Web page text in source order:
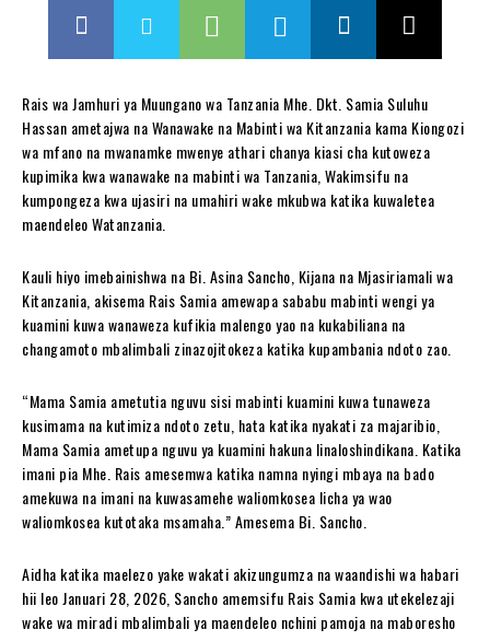
Rais wa Jamhuri ya Muungano wa Tanzania Mhe. Dkt. Samia Suluhu
Hassan ametajwa na Wanawake na Mabinti wa Kitanzania kama Kiongozi
wa mfano na mwanamke mwenye athari chanya kiasi cha kutoweza
kupimika kwa wanawake na mabinti wa Tanzania, Wakimsifu na
kumpongeza kwa ujasiri na umahiri wake mkubwa katika kuwaletea
maendeleo Watanzania.
Kauli hiyo imebainishwa na Bi. Asina Sancho, Kijana na Mjasiriamali wa
Kitanzania, akisema Rais Samia amewapa sababu mabinti wengi ya
kuamini kuwa wanaweza kufikia malengo yao na kukabiliana na
changamoto mbalimbali zinazojitokeza katika kupambania ndoto zao.
“Mama Samia ametutia nguvu sisi mabinti kuamini kuwa tunaweza
kusimama na kutimiza ndoto zetu, hata katika nyakati za majaribio,
Mama Samia ametupa nguvu ya kuamini hakuna linaloshindikana. Katika
imani pia Mhe. Rais amesemwa katika namna nyingi mbaya na bado
amekuwa na imani na kuwasamehe waliomkosea licha ya wao
waliomkosea kutotaka msamaha.” Amesema Bi. Sancho.
Aidha katika maelezo yake wakati akizungumza na waandishi wa habari
hii leo Januari 28, 2026, Sancho amemsifu Rais Samia kwa utekelezaji
wake wa miradi mbalimbali ya maendeleo nchini pamoja na maboresho